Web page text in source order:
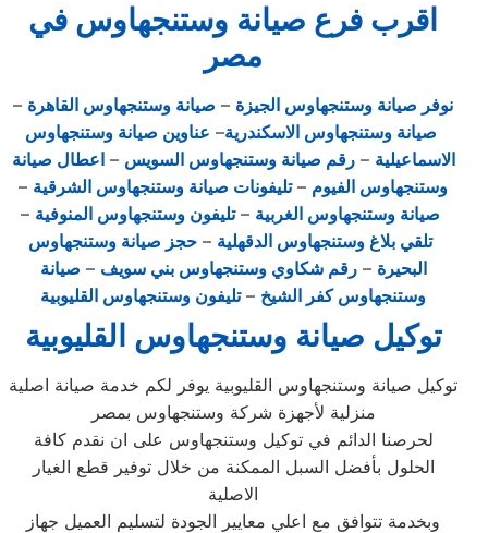
اقرب فرع صيانة وستنجهاوس في
مصر
نوفر صيانة وستنجهاوس الجيزة – صيانة وستنجهاوس القاهرة –
صيانة وستنجهاوس الاسكندرية– عناوين صيانة وستنجهاوس
الاسماعيلية –رقم صيانة وستنجهاوس السويس –اعطال صيانة
وستنجهاوس الفيوم –تليفونات صيانة وستنجهاوس الشرقية –
صيانة وستنجهاوس الغربية –تليفون وستنجهاوس المنوفية –
تلقي بلاغ وستنجهاوس الدقهلية – حجز صيانة وستنجهاوس
البحيرة –رقم شكاوي وستنجهاوس بني سويف – صيانة
وستنجهاوس كفر الشيخ –تليفون وستنجهاوس القليوبية
توكيل صيانة وستنجهاوس القليوبية
توكيل صيانة وستنجهاوس القليوبية يوفر لكم خدمة صيانة اصلية
منزلية لأجهزة شركة وستنجهاوس بمصر
لحرصنا الدائم في توكيل وستنجهاوس على ان نقدم كافة
الحلول بأفضل السبل الممكنة من خلال توفير قطع الغيار
الاصلية
وبخدمة تتوافق مع اعلي معايير الجودة لتسليم العميل جهاز